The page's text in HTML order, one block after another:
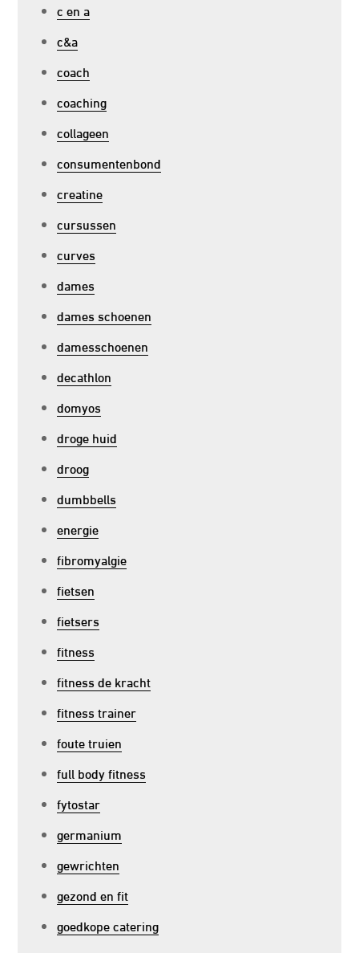
c en a
c&a
coach
coaching
collageen
consumentenbond
creatine
cursussen
curves
dames
dames schoenen
damesschoenen
decathlon
domyos
droge huid
droog
dumbbells
energie
fibromyalgie
fietsen
fietsers
fitness
fitness de kracht
fitness trainer
foute truien
full body fitness
fytostar
germanium
gewrichten
gezond en fit
goedkope catering